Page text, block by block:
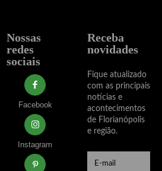
Nossas
redes
sociais
Facebook
Instagram
Receba
novidades
Fique atualizado
com as principais
notícias e
acontecimentos
de Florianópolis
e região.